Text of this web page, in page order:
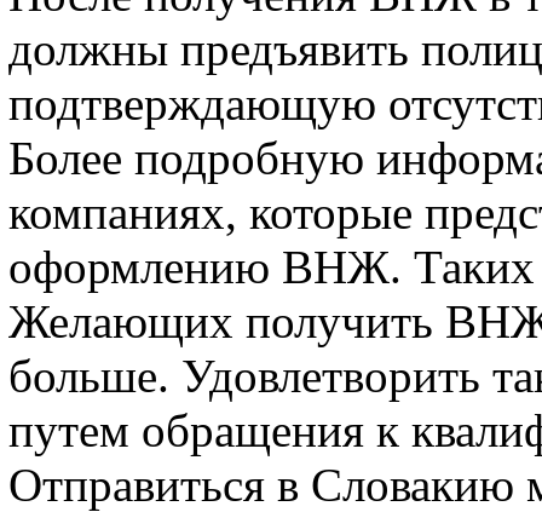
должны предъявить
подтверждающую
Более подробную
компаниях, которые
оформлению ВНЖ. Таких
Желающих получить ВНЖ
больше. Удовлетворить
путем обращения к
Отправиться в Словакию